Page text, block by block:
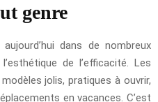
genre
dans de nombreux
de l’efficacité. Les
jolis, pratiques à ouvrir,
en vacances. C’est